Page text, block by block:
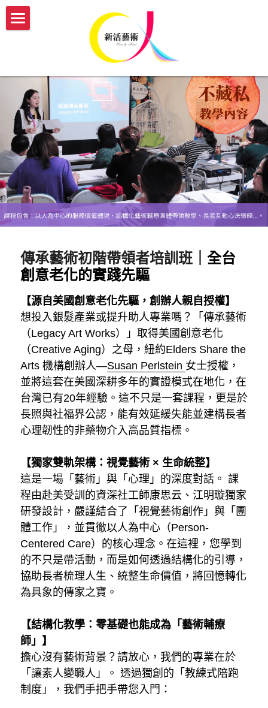
新活團隊介紹
傳承藝術服務方案
生命故事書
【機構據點】延緩模組與藝術輔療課程
【個人】藝術輔療團體課
【個人】到府藝術輔療
【政府企業】工作坊
開課與活動
【實體】傳承藝術帶領者培訓班
【線上】熟齡活動帶領師資培訓
【實體/線上】藝術輔療課程、生命故事書
年度開課一覽表
媒體報導
新活部落格
ESG/CSR 企業服務
english
幸福AI百寶箱
色彩動物祝福卡
數位祝福轉盤
搜索
傳承藝術初階帶領者培訓班 ｜全台
創意老化的實踐先驅
【源自美國創意老化先驅，創辦人親自授權】
想投入銀髮產業或提升助人專業嗎？「傳承藝術
（Legacy Art Works）」取得美國創意老化
（Creative Aging）之母，紐約Elders Share the
Arts 機構創辦人—Susan Perlstein 女士授權，
並將這套在美國深耕多年的實證模式在地化，在
台灣已有20年經驗。這不只是一套課程，更是於
長照與社福界公認，能有效延緩失能並建構長者
心理韌性的非藥物介入高品質指標。
【獨家雙軌架構：視覺藝術 × 生命統整】
這是一場「藝術」與「心理」的深度對話。 課
程由赴美受訓的資深社工師康思云、江明璇獨家
研發設計，嚴謹結合了「視覺藝術創作」與「團
體工作」，並貫徹以人為中心（Person-
Centered Care）的核心理念。在這裡，您學到
的不只是帶活動，而是如何透過結構化的引導，
協助長者梳理人生、統整生命價值，將回憶轉化
為具象的傳家之寶。
【結構化教學：零基礎也能成為「藝術輔療
師」】
擔心沒有藝術背景？請放心，我們的專業在於
「讓素人變職人」。 透過獨創的「教練式陪跑
制度」，我們手把手帶您入門：
部落格分類
最多人閱讀
關於藝術輔療師
防疫新生活